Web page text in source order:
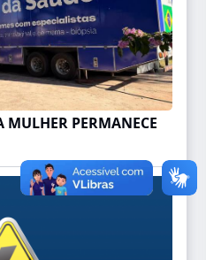
MULHER PERMANECE